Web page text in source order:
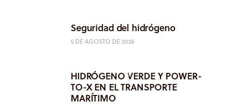
Seguridad del hidrógeno
5 DE AGOSTO DE 2026
HIDRÓGENO VERDE Y POWER-
TO-X EN EL TRANSPORTE
MARÍTIMO